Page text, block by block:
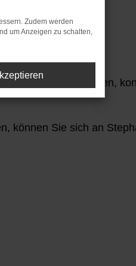
unserer Website.
Services haben,
können Sie sich an
Zudem werden
um Anzeigen zu schalten,